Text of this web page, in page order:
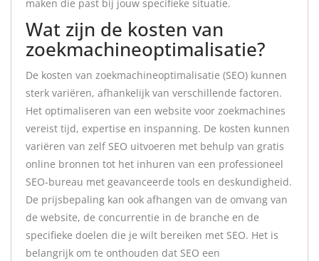
maken die past bij jouw specifieke situatie.
Wat zijn de kosten van
zoekmachineoptimalisatie?
De kosten van zoekmachineoptimalisatie (SEO) kunnen
sterk variëren, afhankelijk van verschillende factoren.
Het optimaliseren van een website voor zoekmachines
vereist tijd, expertise en inspanning. De kosten kunnen
variëren van zelf SEO uitvoeren met behulp van gratis
online bronnen tot het inhuren van een professioneel
SEO-bureau met geavanceerde tools en deskundigheid.
De prijsbepaling kan ook afhangen van de omvang van
de website, de concurrentie in de branche en de
specifieke doelen die je wilt bereiken met SEO. Het is
belangrijk om te onthouden dat SEO een